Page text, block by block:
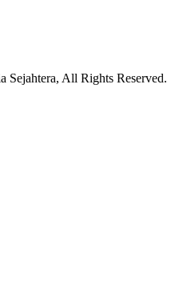
All Rights Reserved.